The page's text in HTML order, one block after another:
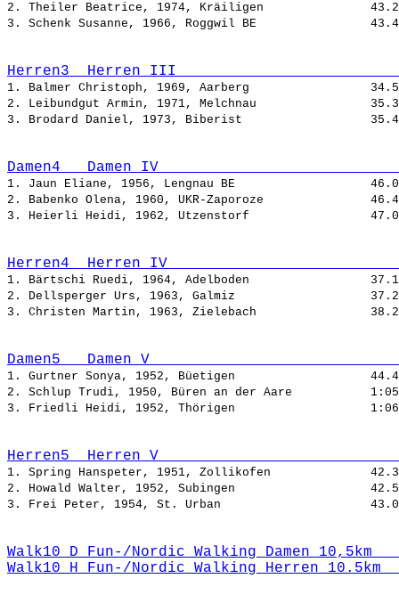
2. Theiler Beatrice, 1974, Kräiligen
3. Schenk Susanne, 1966, Roggwil BE
Herren3  Herren III
1. Balmer Christoph, 1969, Aarberg
2. Leibundgut Armin, 1971, Melchnau
3. Brodard Daniel, 1973, Biberist
Damen4   Damen IV
1. Jaun Eliane, 1956, Lengnau BE
2. Babenko Olena, 1960, UKR-Zaporoze
3. Heierli Heidi, 1962, Utzenstorf
Herren4  Herren IV
1. Bärtschi Ruedi, 1964, Adelboden
2. Dellsperger Urs, 1963, Galmiz
3. Christen Martin, 1963, Zielebach
Damen5   Damen V
1. Gurtner Sonya, 1952, Büetigen
2. Schlup Trudi, 1950, Büren an der Aare
3. Friedli Heidi, 1952, Thörigen
Herren5  Herren V
1. Spring Hanspeter, 1951, Zollikofen
2. Howald Walter, 1952, Subingen
3. Frei Peter, 1954, St. Urban
Walk10_D Fun-/Nordic Walking Damen
Walk10_H Fun-/Nordic Walking Herren